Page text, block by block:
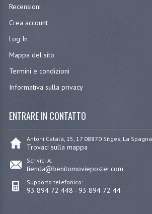
Recensioni
Crea account
Log In
Mappa del sito
Termini e condizioni
Informativa sulla privacy
ENTRARE IN CONTATTO
Antoni Catalá, 15, 17 08870 Sitges, La Spagna
Trovaci sulla mappa
Scrivici A:
tienda@benitomovieposter.com
Supporto telefonico:
93 894 72 448 - 93 894 72 44